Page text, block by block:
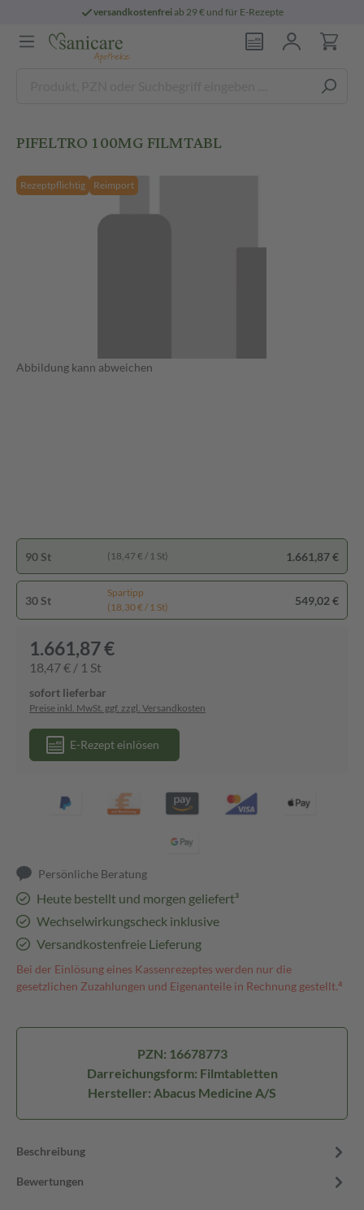
versandkostenfreiab 29 € und für E-Rezepte
PIFELTRO 100MG FILMTABL
Rezeptpflichtig Reimport
Abbildung kann abweichen
90 St (18,47 € / 1 St) 1.661,87 €
30 St
Spartipp
(18,30 € / 1 St)
549,02 €
1.661,87 €
18,47 € / 1 St
sofort lieferbar
Preise inkl. MwSt. ggf. zzgl. Versandkosten
E-Rezept einlösen
Persönliche Beratung
Heute bestellt und morgen geliefert³
Wechselwirkungscheck inklusive
Versandkostenfreie Lieferung
Bei der Einlösung eines Kassenrezeptes werden nur die
gesetzlichen Zuzahlungen und Eigenanteile in Rechnung gestellt.⁴
PZN: 16678773
Darreichungsform: Filmtabletten
Hersteller: Abacus Medicine A/S
Beschreibung
Bewertungen